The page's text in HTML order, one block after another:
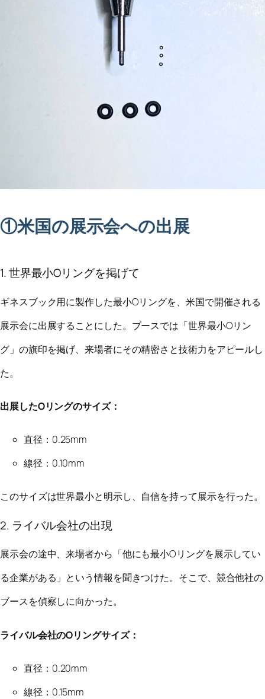
①米国の展示会への出展
1. 世界最小Oリングを掲げて
ギネスブック用に製作した最小Oリングを、米国で開催される
展示会に出展することにした。ブースでは「世界最小Oリン
グ」の旗印を掲げ、来場者にその精密さと技術力をアピールし
た。
出展したOリングのサイズ：
直径：0.25mm
線径：0.10mm
このサイズは世界最小と明示し、自信を持って展示を行った。
2. ライバル会社の出現
展示会の途中、来場者から「他にも最小Oリングを展示してい
る企業がある」という情報を聞きつけた。そこで、競合他社の
ブースを偵察しに向かった。
ライバル会社のOリングサイズ：
直径：0.20mm
線径：0.15mm